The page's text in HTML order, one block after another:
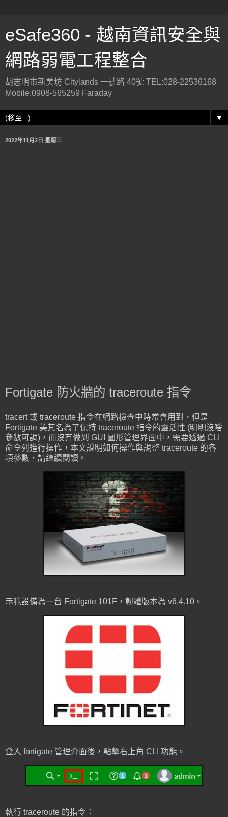
eSafe360 - 越南資訊安全與
網路弱電工程整合
胡志明市新美坊 Citylands 一號路 40號 TEL:028-22536168
Mobile:0908-565259 Faraday
▼
2022年11月2日 星期三
Fortigate 防火牆的 traceroute 指令
tracert 或 traceroute 指令在網路檢查中時常會用到，但是
Fortigate 美其名為了保持 traceroute 指令的靈活性(明明沒啥
參數可調) ，而沒有做到 GUI 圖形管理界面中，需要透過 CLI
命令列進行操作，本文說明如何操作與調整 traceroute 的各
項參數，請繼續閱讀。
示範設備為一台 Fortigate 101F，韌體版本為 v6.4.10。
登入 fortigate 管理介面後，點擊右上角 CLI 功能。
執行 traceroute 的指令：